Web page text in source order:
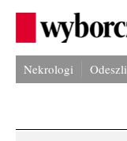
Nekrologi Odeszli